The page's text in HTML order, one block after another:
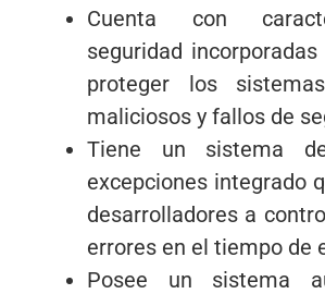
Cuenta con
seguridad
proteger los
maliciosos y fallos de
Tiene un sistema
excepciones integrado
desarrolladores a
errores en el tiempo de
Posee un sistema